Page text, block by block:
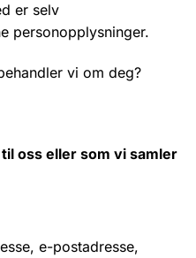
er selv
personopplysninger.
vi om deg?
oss eller som vi samler
e-postadresse,